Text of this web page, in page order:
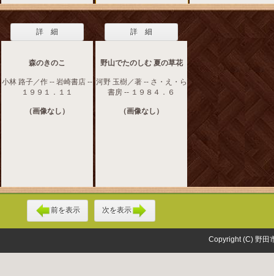
詳 細
森のきのこ
小林 路子／作 -- 岩崎書店 --
１９９１．１１
（画像なし）
詳 細
野山でたのしむ 夏の草花
河野 玉樹／著 -- さ・え・ら
書房 -- １９８４．６
（画像なし）
前を表示 次を表示
Copyright (C) 野田